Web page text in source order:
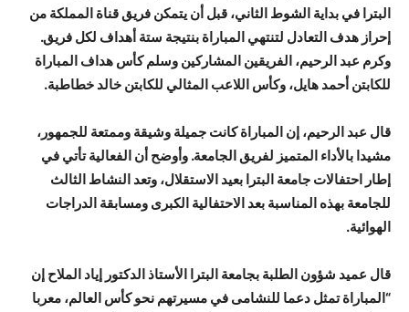
البترا في بداية الشوط الثاني، قبل أن يتمكن فريق قناة المملكة من
إحراز هدف التعادل لتنتهي المباراة بنتيجة ستة أهداف لكل فريق.
وكرم عبد الرحيم، الفريقين المشاركين وسلم كأس هداف المباراة
للكابتن أحمد هايل، وكأس اللاعب المثالي للكابتن خالد خطاطبة.
قال عبد الرحيم، إن المباراة كانت جميلة وشيقة وممتعة للجمهور،
مشيدا بالأداء المتميز لفريق الجامعة. وأوضح أن الفعالية تأتي في
إطار احتفالات جامعة البترا بعيد الاستقلال، وتعد النشاط الثالث
للجامعة بهذه المناسبة بعد الاحتفالية الكبرى ومسابقة الدراجات
الهوائية.
قال عميد شؤون الطلبة بجامعة البترا الأستاذ الدكتور إياد الملاح إن
“المباراة تمثل دعما للنشامى في مسيرتهم نحو كأس العالم، معربا